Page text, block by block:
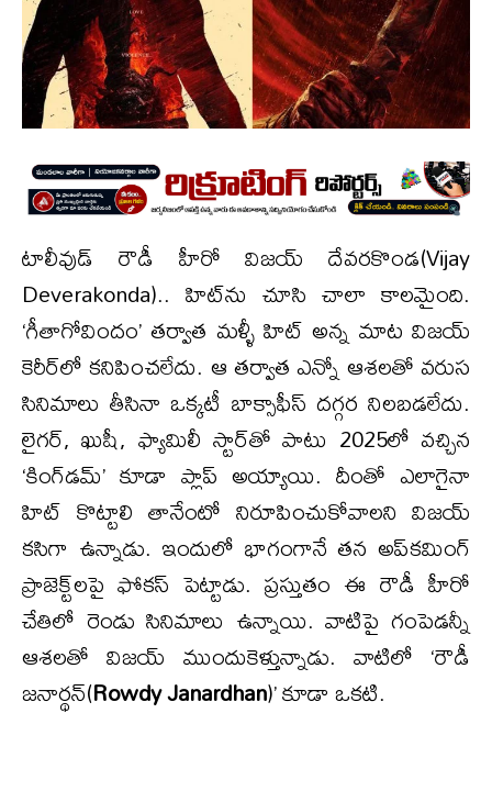
టాలీవుడ్ రౌడీ హీరో విజయ్ దేవరకొండ(Vijay
Deverakonda).. హిట్‌ను చూసి చాలా కాలమైంది.
‘గీతాగోవిందం’ తర్వాత మళ్ళీ హిట్ అన్న మాట విజయ్
కెరీర్‌లో కనిపించలేదు. ఆ తర్వాత ఎన్నో ఆశలతో వరుస
సినిమాలు తీసినా ఒక్కటీ బాక్సాఫీస్ దగ్గర నిలబడలేదు.
లైగర్, ఖుషీ, ఫ్యామిలీ స్టార్‌తో పాటు 2025లో వచ్చిన
‘కింగ్‌డమ్’ కూడా ప్లాప్ అయ్యాయి. దీంతో ఎలాగైనా
హిట్ కొట్టాలి తానేంటో నిరూపించుకోవాలని విజయ్
కసిగా ఉన్నాడు. ఇందులో భాగంగానే తన అప్‌కమింగ్
ప్రాజెక్ట్‌లపై ఫోకస్ పెట్టాడు. ప్రస్తుతం ఈ రౌడీ హీరో
చేతిలో రెండు సినిమాలు ఉన్నాయి. వాటిపై గంపెడన్నీ
ఆశలతో విజయ్ ముందుకెళ్తున్నాడు. వాటిలో ‘రౌడీ
జనార్థన్(Rowdy Janardhan)’ కూడా ఒకటి.